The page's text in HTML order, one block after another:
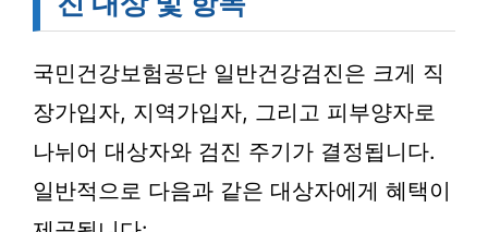
국민건강보험공단 일반건강검진은 크게 직
장가입자, 지역가입자, 그리고 피부양자로
나뉘어 대상자와 검진 주기가 결정됩니다.
일반적으로 다음과 같은 대상자에게 혜택이